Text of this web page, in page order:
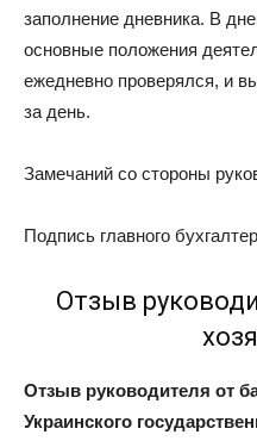
заполнение дневника. В
основные положения
ежедневно проверялся, и
за день.
Замечаний со стороны
Подпись главного
Отзыв
Отзыв руководителя от
Украинского